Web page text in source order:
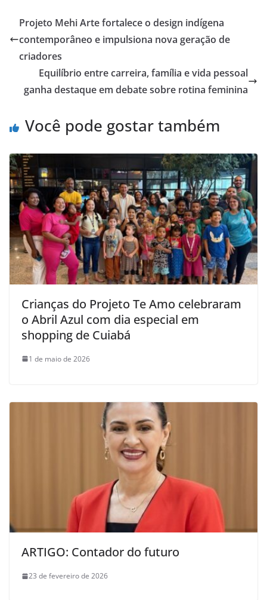
Projeto Mehi Arte fortalece o design indígena
contemporâneo e impulsiona nova geração de
criadores
Equilíbrio entre carreira, família e vida pessoal
ganha destaque em debate sobre rotina feminina
Você pode gostar também
Crianças do Projeto Te Amo celebraram
o Abril Azul com dia especial em
shopping de Cuiabá
1 de maio de 2026
ARTIGO: Contador do futuro
23 de fevereiro de 2026